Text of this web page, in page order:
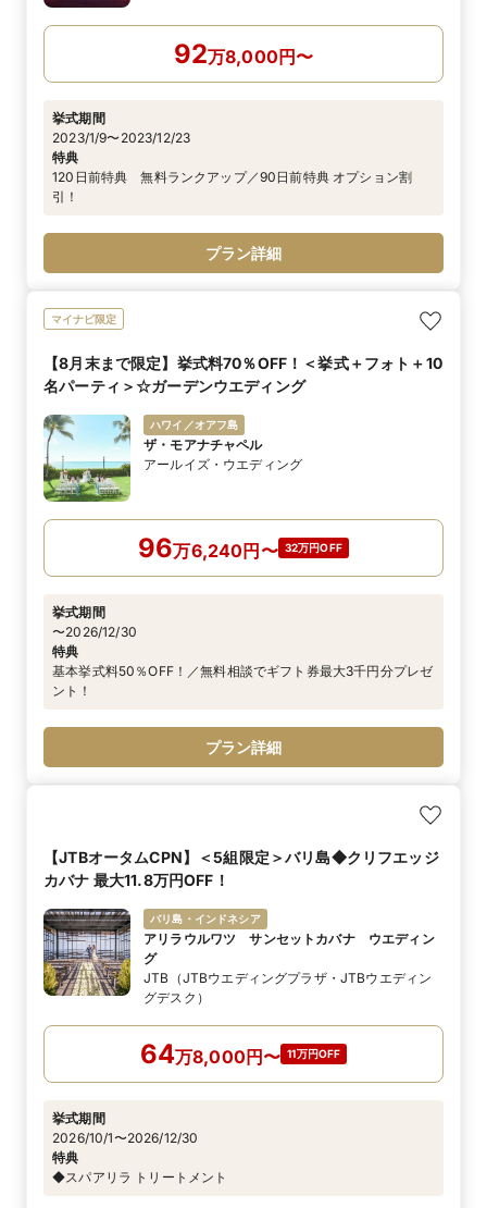
92万8,000円〜
挙式期間
2023/1/9〜2023/12/23
特典
120日前特典 無料ランクアップ／90日前特典 オプション割
引！
プラン詳細
マイナビ限定
【8月末まで限定】挙式料70％OFF！＜挙式＋フォト＋10
名パーティ＞☆ガーデンウエディング
ハワイ／オアフ島
ザ・モアナチャペル
アールイズ・ウエディング
96万6,240円〜 32万円OFF
挙式期間
〜2026/12/30
特典
基本挙式料50％OFF！／無料相談でギフト券最大3千円分プレゼ
ント！
プラン詳細
【JTBオータムCPN】＜5組限定＞バリ島◆クリフエッジ
カバナ 最大11.8万円OFF！
バリ島・インドネシア
アリラウルワツ サンセットカバナ ウエディン
グ
JTB（JTBウエディングプラザ・JTBウエディン
グデスク）
64万8,000円〜 11万円OFF
挙式期間
2026/10/1〜2026/12/30
特典
◆スパアリラ トリートメント